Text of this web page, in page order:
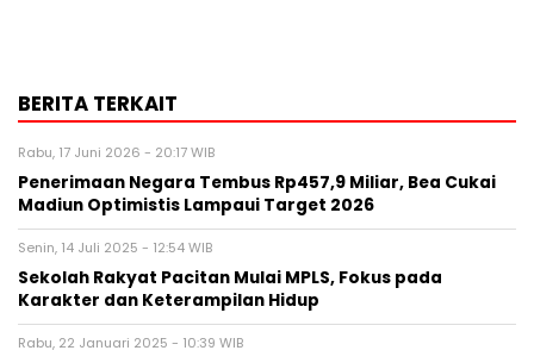
BERITA TERKAIT
Rabu, 17 Juni 2026 - 20:17 WIB
Penerimaan Negara Tembus Rp457,9 Miliar, Bea Cukai
Madiun Optimistis Lampaui Target 2026
Senin, 14 Juli 2025 - 12:54 WIB
Sekolah Rakyat Pacitan Mulai MPLS, Fokus pada
Karakter dan Keterampilan Hidup
Rabu, 22 Januari 2025 - 10:39 WIB